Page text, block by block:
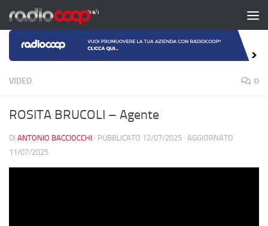
Salta al contenuto
VIDEO 0
ROSITA BRUCOLI – Agente
DI ANTONIO BACCIOCCHI · PUBBLICATO 12/07/2025 · AGGIORNATO
11/07/2025